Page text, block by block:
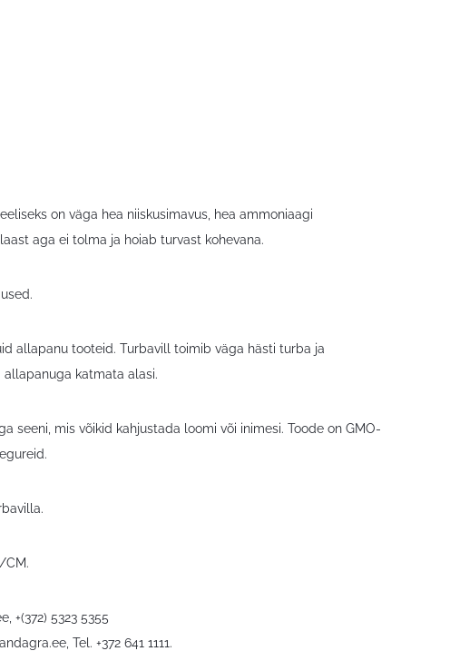
on väga hea niiskusimavus, hea ammoniaagi
aga ei tolma ja hoiab turvast kohevana.
allapanu tooteid. Turbavill toimib väga hästi turba ja
katmata alasi.
seeni, mis võikid kahjustada loomi või inimesi. Toode on GMO-
CM.
, +(372) 5323 5355
, Tel. +372 641 1111.